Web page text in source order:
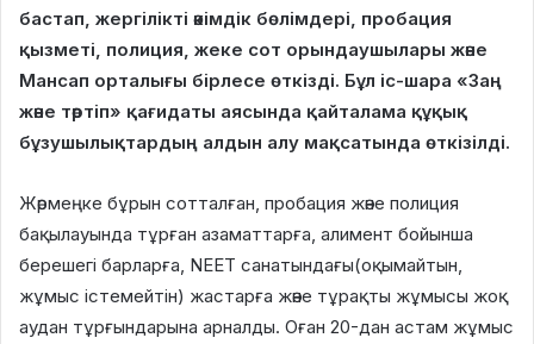
бастап, жергілікті әкімдік бөлімдері, пробация
қызметі, полиция, жеке сот орындаушылары және
Мансап орталығы бірлесе өткізді. Бұл іс-шара «Заң
және тәртіп» қағидаты аясында қайталама құқық
бұзушылықтардың алдын алу мақсатында өткізілді.
Жәрмеңке бұрын сотталған, пробация және полиция
бақылауында тұрған азаматтарға, алимент бойынша
берешегі барларға, NEET санатындағы(оқымайтын,
жұмыс істемейтін) жастарға және тұрақты жұмысы жоқ
аудан тұрғындарына арналды. Оған 20-дан астам жұмыс